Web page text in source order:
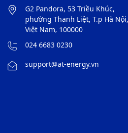
G2 Pandora, 53 Triều Khúc,
phường Thanh Liệt, T.p Hà Nội,
Việt Nam, 100000
024 6683 0230
support@at-energy.vn